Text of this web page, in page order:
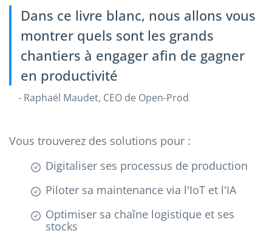
Dans ce livre blanc, nous allons vous
montrer quels sont les grands
chantiers à engager afin de gagner
en productivité
- Raphaël Maudet, CEO de Open-Prod
Vous trouverez des solutions pour :
Digitaliser ses processus de production
Piloter sa maintenance via l'IoT et l'IA
Optimiser sa chaîne logistique et ses
stocks